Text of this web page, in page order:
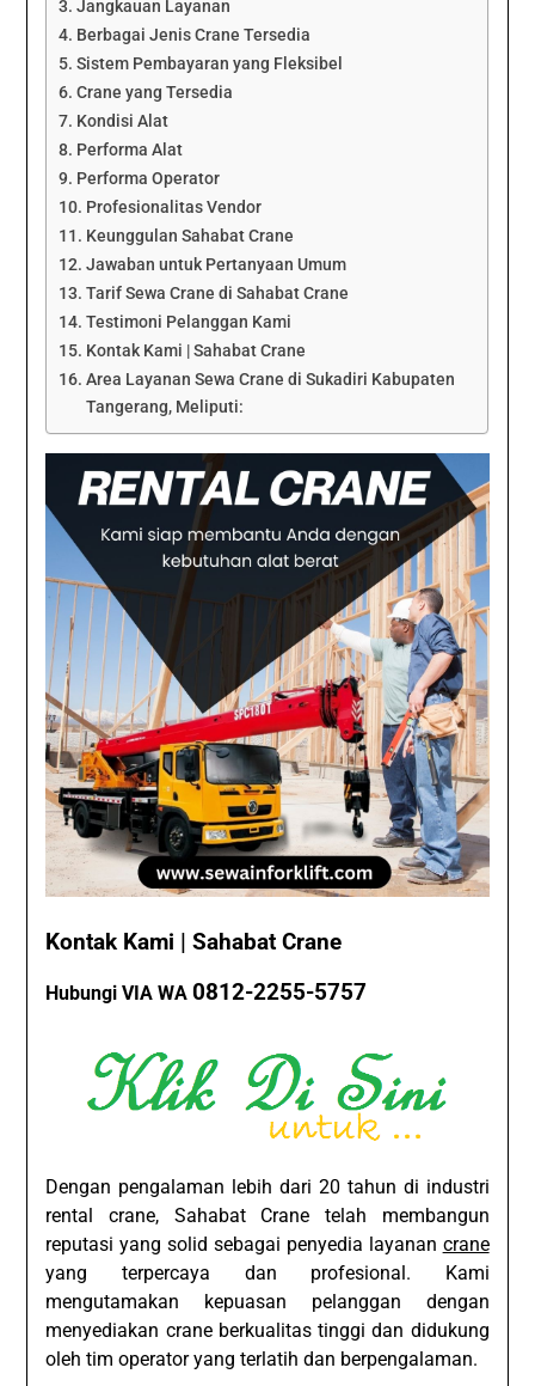
Jangkauan Layanan
Berbagai Jenis Crane Tersedia
Sistem Pembayaran yang Fleksibel
Crane yang Tersedia
Kondisi Alat
Performa Alat
Performa Operator
Profesionalitas Vendor
Keunggulan Sahabat Crane
Jawaban untuk Pertanyaan Umum
Tarif Sewa Crane di Sahabat Crane
Testimoni Pelanggan Kami
Kontak Kami | Sahabat Crane
Area Layanan Sewa Crane di Sukadiri Kabupaten
Tangerang, Meliputi:
Kontak Kami | Sahabat Crane
Hubungi VIA WA0812-2255-5757
Dengan pengalaman lebih dari 20 tahun di industri
rental crane, Sahabat Crane telah membangun
reputasi yang solid sebagai penyedia layanan crane
yang terpercaya dan profesional. Kami
mengutamakan kepuasan pelanggan dengan
menyediakan crane berkualitas tinggi dan didukung
oleh tim operator yang terlatih dan berpengalaman.